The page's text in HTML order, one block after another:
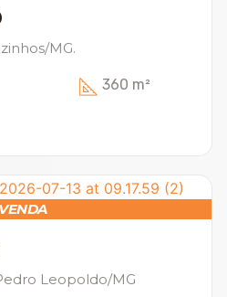
MG.
360 m²
VENDA
Leopoldo/MG